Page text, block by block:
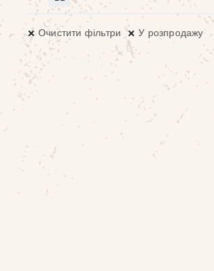
Очистити фільтри У розпродажу